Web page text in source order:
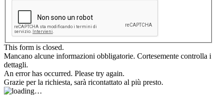
This form is closed.
Mancano alcune informazioni obbligatorie. Cortesemente controlla i
dettagli.
An error has occurred. Please try again.
Grazie per la richiesta, sarà ricontattato al più presto.